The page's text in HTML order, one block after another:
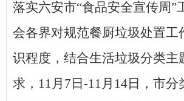
落实六安市“食品安全宣传周”
会各界对规范餐厨垃圾处置工
识程度，结合生活垃圾分类主
求，11月7日-11月14日，市分